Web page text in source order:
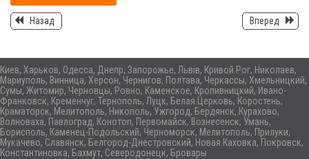
Назад Вперед
Киев, Харьков, Одесса, Днепр, Запорожье, Львів, Кривой Рог, Николаев,
Мариуполь, Винница, Херсон, Чернигов, Полтава, Черкассы, Хмельницкий,
Сумы, Житомир, Черновцы, Ровно, Каменское, Кропивницкий, Ивано-
Франковск, Кременчуг, Тернополь, Луцк, Белая Церковь, Коростень,
Краматорск, Мелитополь, Никополь, Ужгород, Бердянск, Курахово,
Волноваха, Павлоград, Конотоп, Первомайск, Вознесенск, Умань,
Борисполь, Каменец-Подольский, Черноморск, Мелитополь, Прилуки,
Мукачево, Славянск, Белгород-Днестровский, Новая Каховка, Покровск,
Константиновка, Бахмут, Северодонецк, Бровары